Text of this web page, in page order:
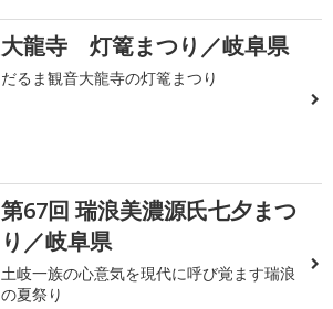
大龍寺 灯篭まつり／岐阜県
だるま観音大龍寺の灯篭まつり
第67回 瑞浪美濃源氏七夕まつ
り／岐阜県
土岐一族の心意気を現代に呼び覚ます瑞浪
の夏祭り